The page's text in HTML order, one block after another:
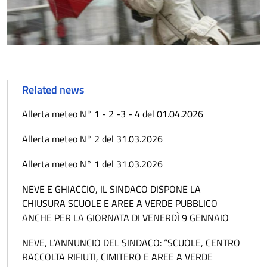
Related news
Allerta meteo N° 1 - 2 -3 - 4 del 01.04.2026
Allerta meteo N° 2 del 31.03.2026
Allerta meteo N° 1 del 31.03.2026
NEVE E GHIACCIO, IL SINDACO DISPONE LA
CHIUSURA SCUOLE E AREE A VERDE PUBBLICO
ANCHE PER LA GIORNATA DI VENERDÌ 9 GENNAIO
NEVE, L’ANNUNCIO DEL SINDACO: “SCUOLE, CENTRO
RACCOLTA RIFIUTI, CIMITERO E AREE A VERDE